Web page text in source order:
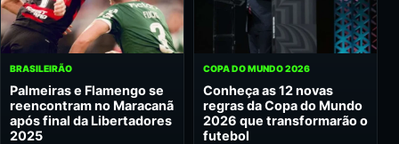
BRASILEIRÃO
Palmeiras e Flamengo se
reencontram no Maracanã
após final da Libertadores
2025
COPA DO MUNDO 2026
Conheça as 12 novas
regras da Copa do Mundo
2026 que transformarão o
futebol